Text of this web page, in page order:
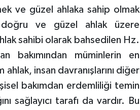
ve güzel ahlaka sahip olmak
doğru ve güzel ahlak üzere
sahibi olarak bahsedilen Hz.
bakımından müminlerin en
insan davranışlarını diğer
bakımdan erdemliliği temin
sağlayıcı tarafı da vardır. Bu